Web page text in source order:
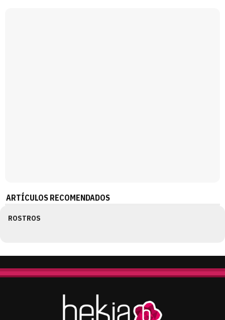
ARTÍCULOS RECOMENDADOS
ROSTROS